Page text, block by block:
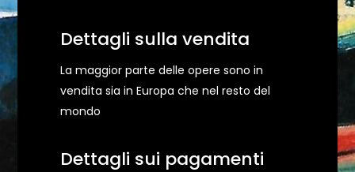
Dettagli sulla vendita
La maggior parte delle opere sono in
vendita sia in Europa che nel resto del
mondo
Dettagli sui pagamenti